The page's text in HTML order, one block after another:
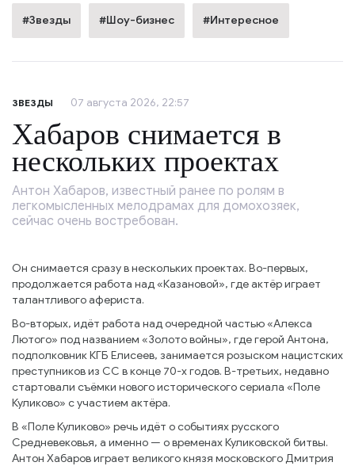
#Звезды #Шоу-бизнес #Интересное
ЗВЕЗДЫ 07 августа 2026, 22:57
Хабаров снимается в
нескольких проектах
Антон Хабаров, известный ранее по ролям в
легкомысленных мелодрамах для домохозяек,
сейчас очень востребован.
Он снимается сразу в нескольких проектах. Во-первых,
продолжается работа над «Казановой», где актёр играет
талантливого афериста.
Во-вторых, идёт работа над очередной частью «Алекса
Лютого» под названием «Золото войны», где герой Антона,
подполковник КГБ Елисеев, занимается розыском нацистских
преступников из СС в конце 70-х годов. В-третьих, недавно
стартовали съёмки нового исторического сериала «Поле
Куликово» с участием актёра.
В «Поле Куликово» речь идёт о событиях русского
Средневековья, а именно — о временах Куликовской битвы.
Антон Хабаров играет великого князя московского Дмитрия